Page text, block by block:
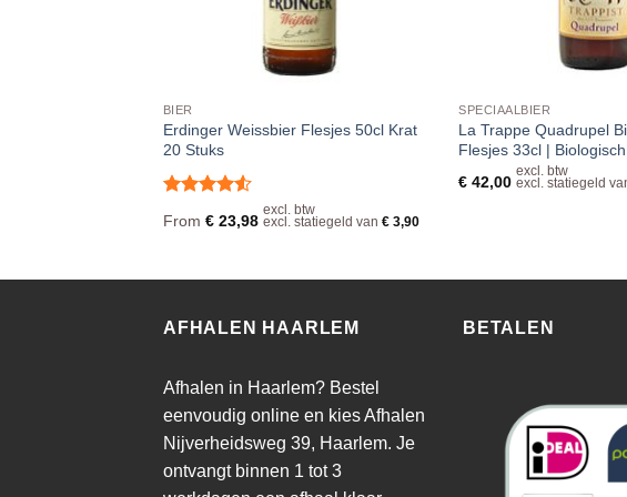
BIER
Erdinger Weissbier Flesjes 50cl Krat
20 Stuks
4.5uit 5
From €23,98
excl. btw
excl. statiegeld van €3,90
SPECIAALBIER
La Trappe Quadrupel
Flesjes 33cl | Biologisch
€ 42,00
excl. btw
excl. statiegeld
AFHALEN HAARLEM
Afhalen in Haarlem? Bestel
eenvoudig online en kies Afhalen
Nijverheidsweg 39, Haarlem. Je
ontvangt binnen 1 tot 3
BETALEN